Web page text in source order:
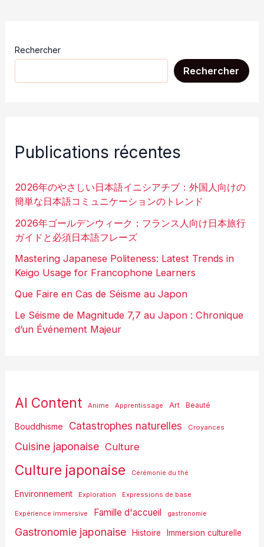
Rechercher
Rechercher
Publications récentes
2026年のやさしい日本語イニシアチブ：外国人向けの
簡単な日本語コミュニケーションのトレンド
2026年ゴールデンウィーク：フランス人向け日本旅行
ガイドと必須日本語フレーズ
Mastering Japanese Politeness: Latest Trends in
Keigo Usage for Francophone Learners
Que Faire en Cas de Séisme au Japon
Le Séisme de Magnitude 7,7 au Japon : Chronique
d’un Événement Majeur
AI Content Anime Apprentissage Art Beauté
Bouddhisme Catastrophes naturelles Croyances
Cuisine japonaise Culture
Culture japonaise Cérémonie du thé
Environnement Exploration Expressions de base
Expérience immersive Famille d'accueil gastronomie
Gastronomie japonaise Histoire Immersion culturelle